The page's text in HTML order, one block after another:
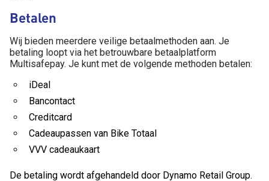
Betalen
Wij bieden meerdere veilige betaalmethoden aan. Je
betaling loopt via het betrouwbare betaalplatform
Multisafepay. Je kunt met de volgende methoden betalen:
iDeal
Bancontact
Creditcard
Cadeaupassen van Bike Totaal
VVV cadeaukaart
De betaling wordt afgehandeld door Dynamo Retail Group.